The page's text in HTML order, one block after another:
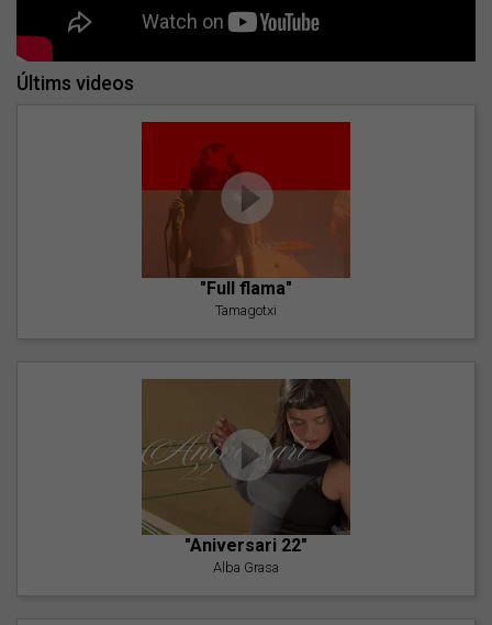
Últims videos
"Full flama"
Tamagotxi
"Aniversari 22"
Alba Grasa